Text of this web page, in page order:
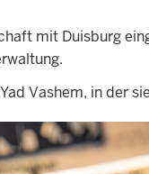
mit Duisburg
Vashem, in der